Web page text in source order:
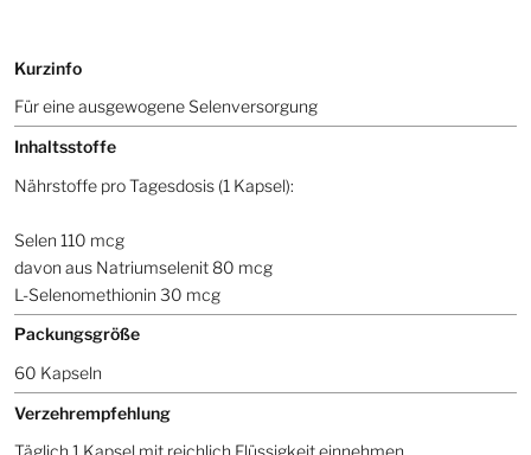
Kurzinfo
Für eine ausgewogene Selenversorgung
Inhaltsstoffe
Nährstoffe pro Tagesdosis (1 Kapsel):
Selen 110 mcg
davon aus Natriumselenit 80 mcg
L-Selenomethionin 30 mcg
Packungsgröße
60 Kapseln
Verzehrempfehlung